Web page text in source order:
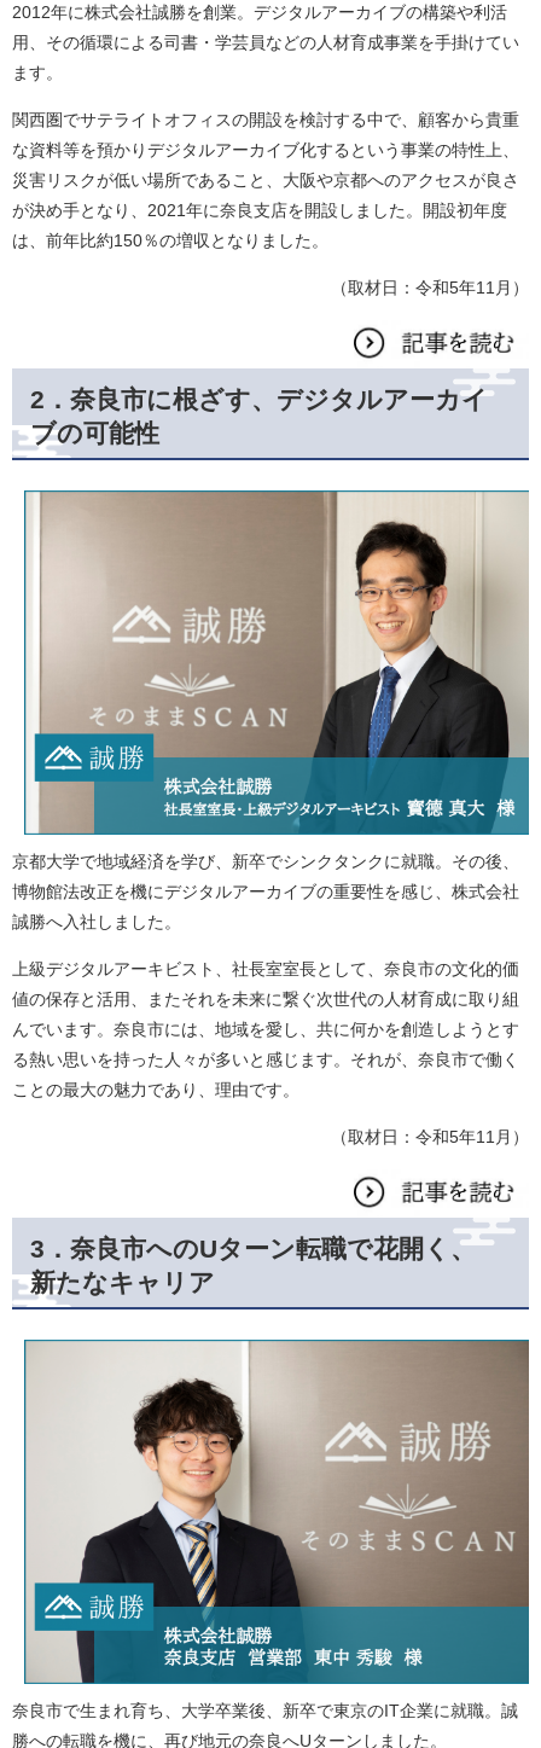
2012年に株式会社誠勝を創業。デジタルアーカイブの構築や利活
用、その循環による司書・学芸員などの人材育成事業を手掛けてい
ます。
関西圏でサテライトオフィスの開設を検討する中で、顧客から貴重
な資料等を預かりデジタルアーカイブ化するという事業の特性上、
災害リスクが低い場所であること、大阪や京都へのアクセスが良さ
が決め手となり、2021年に奈良支店を開設しました。開設初年度
は、前年比約150％の増収となりました。
（取材日：令和5年11月）
2．奈良市に根ざす、デジタルアーカイ
ブの可能性
京都大学で地域経済を学び、新卒でシンクタンクに就職。その後、
博物館法改正を機にデジタルアーカイブの重要性を感じ、株式会社
誠勝へ入社しました。
上級デジタルアーキビスト、社長室室長として、奈良市の文化的価
値の保存と活用、またそれを未来に繋ぐ次世代の人材育成に取り組
んでいます。奈良市には、地域を愛し、共に何かを創造しようとす
る熱い思いを持った人々が多いと感じます。それが、奈良市で働く
ことの最大の魅力であり、理由です。
（取材日：令和5年11月）
3．奈良市へのUターン転職で花開く、
新たなキャリア
奈良市で生まれ育ち、大学卒業後、新卒で東京のIT企業に就職。誠
勝への転職を機に、再び地元の奈良へUターンしました。